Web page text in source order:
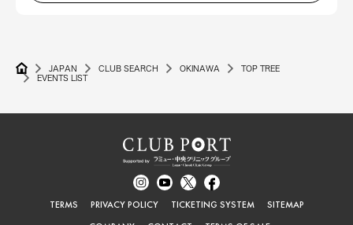
JAPAN CLUB SEARCH OKINAWA
TOP TREE
EVENTS LIST
TERMS PRIVACY POLICY TICKETING SYSTEM
SITEMAP